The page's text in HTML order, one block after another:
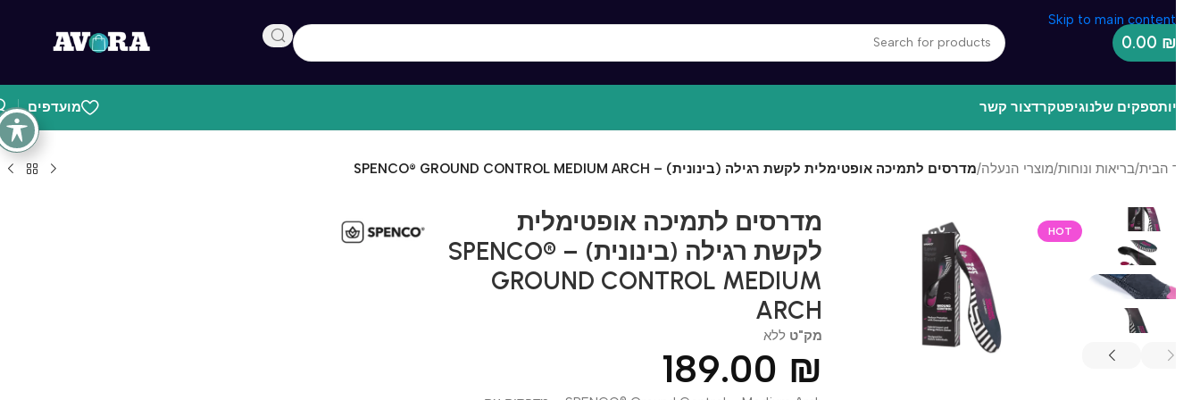
Skip to main content
0.00
ספקים שלנוגיפטקרדצור קשר מועדפים
הבית/בריאות ונוחות/מוצרי הנעלה/מדרסים לתמיכה אופטימלית לקשת רגילה (בינונית) – SPENCO® GROUND CONTROL MEDIUM ARCH
HOT
מדרסים לתמיכה אופטימלית
לקשת רגילה (בינונית) – SPENCO®
GROUND CONTROL MEDIUM
ARCH
מק"טללא
189.00₪